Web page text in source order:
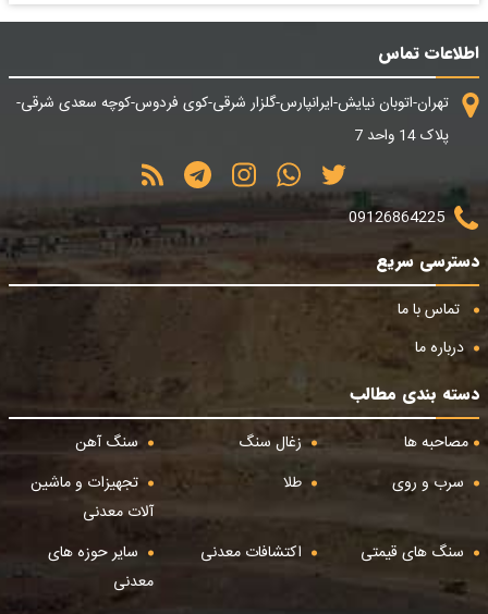
اطلاعات تماس
تهران-اتوبان نیایش-ایرانپارس-گلزار شرقی-کوی فردوس-کوچه سعدی شرقی-
پلاک 14 واحد 7
09126864225
دسترسی سریع
تماس با ما
درباره ما
دسته بندی مطالب
مصاحبه ها
زغال سنگ
سنگ آهن
سرب و روی
طلا
تجهیزات و ماشین
آلات معدنی
سنگ های قیمتی
اکتشافات معدنی
سایر حوزه های
معدنی